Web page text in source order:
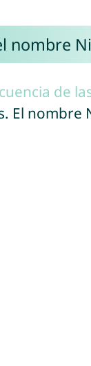
nombre
de
El nombre